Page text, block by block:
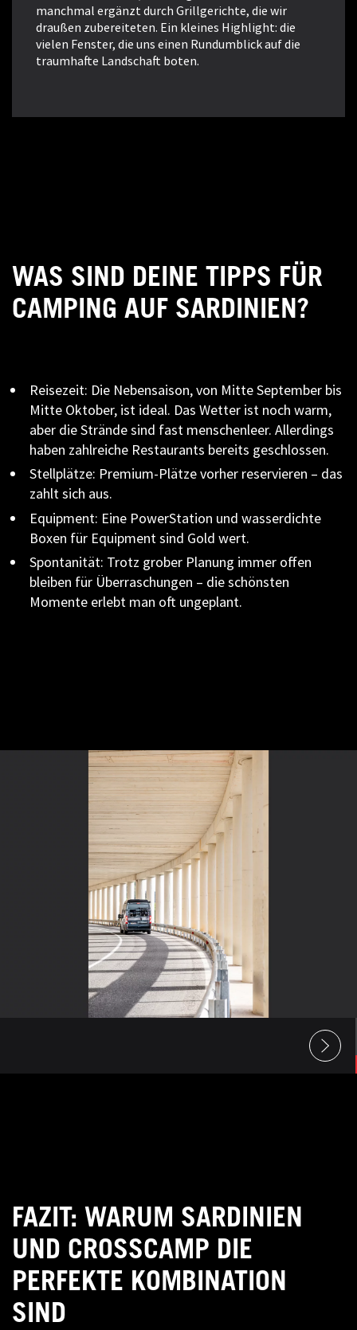
manchmal ergänzt durch Grillgerichte, die wir
draußen zubereiteten. Ein kleines Highlight: die
vielen Fenster, die uns einen Rundumblick auf die
traumhafte Landschaft boten.
WAS SIND DEINE TIPPS FÜR
CAMPING AUF SARDINIEN?
Reisezeit: Die Nebensaison, von Mitte September bis
Mitte Oktober, ist ideal. Das Wetter ist noch warm,
aber die Strände sind fast menschenleer. Allerdings
haben zahlreiche Restaurants bereits geschlossen.
Stellplätze: Premium-Plätze vorher reservieren – das
zahlt sich aus.
Equipment: Eine PowerStation und wasserdichte
Boxen für Equipment sind Gold wert.
Spontanität: Trotz grober Planung immer offen
bleiben für Überraschungen – die schönsten
Momente erlebt man oft ungeplant.
FAZIT: WARUM SARDINIEN
UND CROSSCAMP DIE
PERFEKTE KOMBINATION
SIND